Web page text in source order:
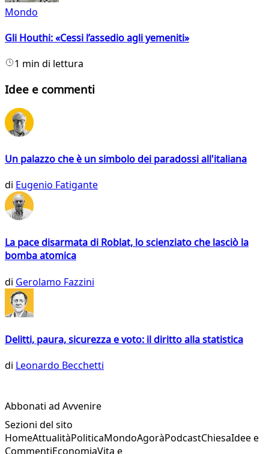
Mondo
Gli Houthi: «Cessi l’assedio agli yemeniti»
1 min di lettura
Idee e commenti
Un palazzo che è un simbolo dei paradossi all'italiana
di Eugenio Fatigante
La pace disarmata di Roblat, lo scienziato che lasciò la
bomba atomica
di Gerolamo Fazzini
Delitti, paura, sicurezza e voto: il diritto alla statistica
di Leonardo Becchetti
Abbonati ad Avvenire
Sezioni del sito
HomeAttualitàPoliticaMondoAgoràPodcastChiesaIdee e
CommentiEconomiaVita e